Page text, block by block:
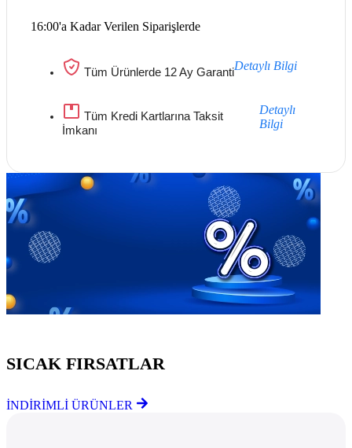
16:00'a Kadar Verilen Siparişlerde
Tüm Ürünlerde 12 Ay GarantiDetaylı Bilgi
Tüm Kredi Kartlarına Taksit
İmkanı
Detaylı
Bilgi
SICAK FIRSATLAR
İNDİRİMLİ ÜRÜNLER